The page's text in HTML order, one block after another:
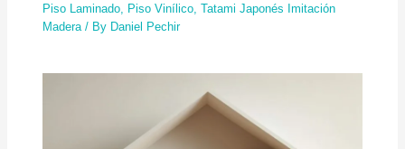
Piso Laminado, Piso Vinílico,Tatami Japonés Imitación
Madera/ By Daniel Pechir